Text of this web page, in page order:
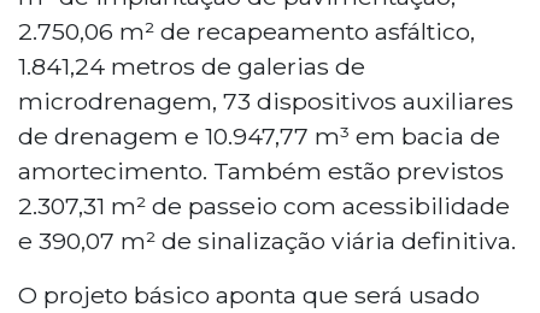
2.750,06 m² de recapeamento asfáltico,
1.841,24 metros de galerias de
microdrenagem, 73 dispositivos auxiliares
de drenagem e 10.947,77 m³ em bacia de
amortecimento. Também estão previstos
2.307,31 m² de passeio com acessibilidade
e 390,07 m² de sinalização viária definitiva.
O projeto básico aponta que será usado